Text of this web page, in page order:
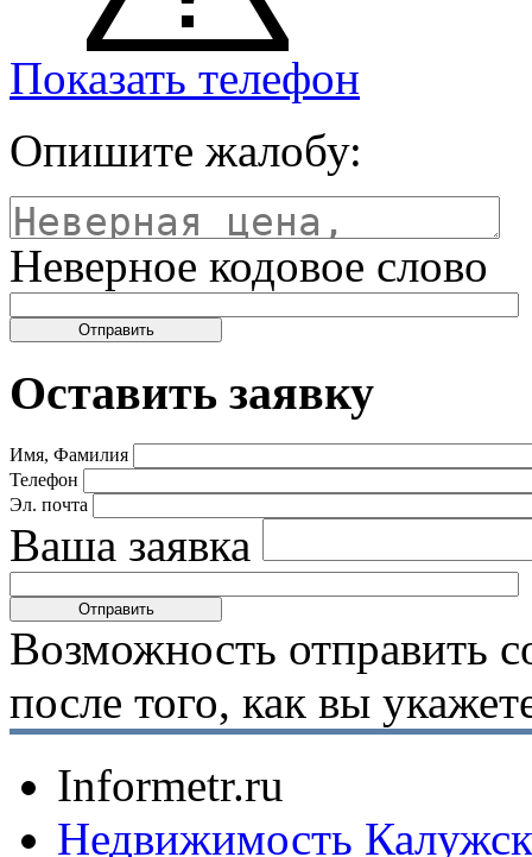
Показать телефон
Опишите жалобу:
Неверное кодовое слово
Оставить заявку
Имя, Фамилия
Телефон
Эл. почта
Ваша заявка
Возможность отправить
после того, как вы
Informetr.ru
Недвижимость